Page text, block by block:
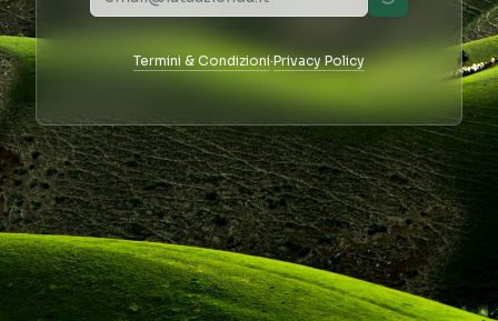
Termini & Condizioni·Privacy Policy